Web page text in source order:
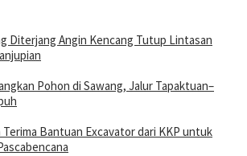
Diterjang Angin Kencang Tutup Lintasan
Pohon di Sawang, Jalur Tapaktuan–
Terima Bantuan Excavator dari KKP untuk